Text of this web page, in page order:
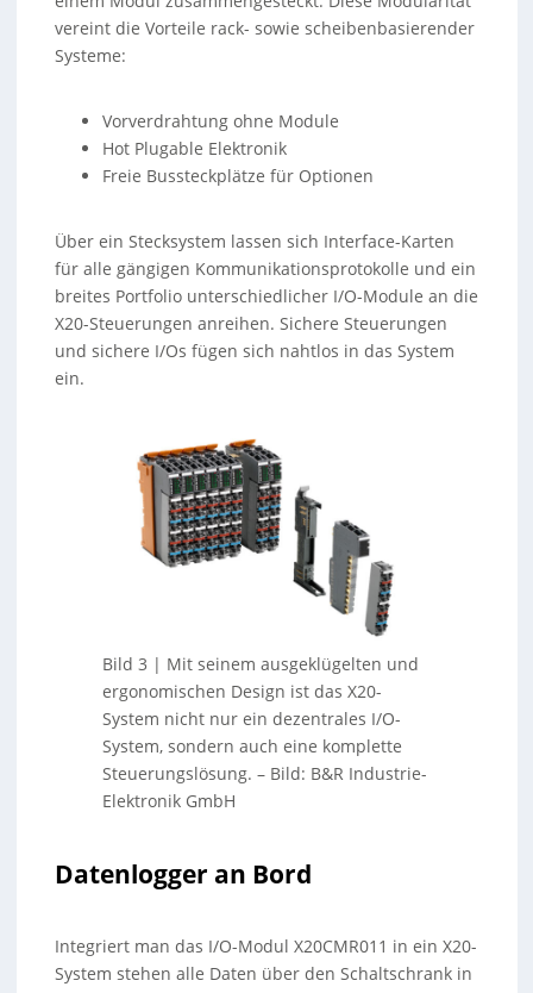
vereint die Vorteile rack- sowie scheibenbasierender
Systeme:
Vorverdrahtung ohne Module
Hot Plugable Elektronik
Freie Bussteckplätze für Optionen
Über ein Stecksystem lassen sich Interface-Karten
für alle gängigen Kommunikationsprotokolle und ein
breites Portfolio unterschiedlicher I/O-Module an die
X20-Steuerungen anreihen. Sichere Steuerungen
und sichere I/Os fügen sich nahtlos in das System
ein.
Bild 3 | Mit seinem ausgeklügelten und
ergonomischen Design ist das X20-
System nicht nur ein dezentrales I/O-
System, sondern auch eine komplette
Steuerungslösung. – Bild: B&R Industrie-
Elektronik GmbH
Datenlogger an Bord
Integriert man das I/O-Modul X20CMR011 in ein X20-
System stehen alle Daten über den Schaltschrank in